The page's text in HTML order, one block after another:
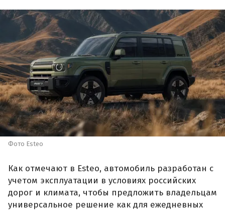
Фото Esteo
Как отмечают в Esteo, автомобиль разработан с
учетом эксплуатации в условиях российских
дорог и климата, чтобы предложить владельцам
универсальное решение как для ежедневных